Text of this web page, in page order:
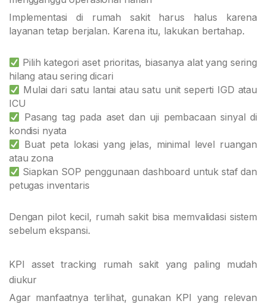
Implementasi di rumah sakit harus halus karena
layanan tetap berjalan. Karena itu, lakukan bertahap.
Pilih kategori aset prioritas, biasanya alat yang sering
hilang atau sering dicari
Mulai dari satu lantai atau satu unit seperti IGD atau
ICU
Pasang tag pada aset dan uji pembacaan sinyal di
kondisi nyata
Buat peta lokasi yang jelas, minimal level ruangan
atau zona
Siapkan SOP penggunaan dashboard untuk staf dan
petugas inventaris
Dengan pilot kecil, rumah sakit bisa memvalidasi sistem
sebelum ekspansi.
KPI asset tracking rumah sakit yang paling mudah
diukur
Agar manfaatnya terlihat, gunakan KPI yang relevan